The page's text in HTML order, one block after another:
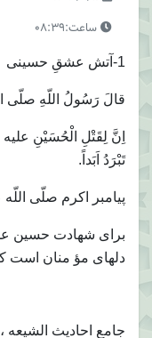
ساعت:08:39
1-آتش عشقِ حسينى
قالَ رَسُولُ اللّهِ صلّى
اِنَّ لِقَتْلِ الْحُسَيْنِ
تَبْرَدُ اَبَداً.
پيامبر اكرم صلّى
براى شهادت حسين
دلهاى مؤ منان
جامع احاديث الشيعه ، ج 12، ص